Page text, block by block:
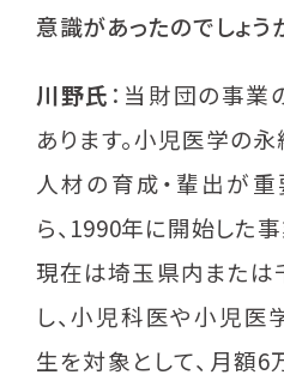
意識があったのでしょう
川野氏 ：当財団の事
あります。小児医学の
人材の育成・輩出が
ら、1990年に開始した事
現在は埼玉県内また
し、小児科医や小児
生を対象として、月額6